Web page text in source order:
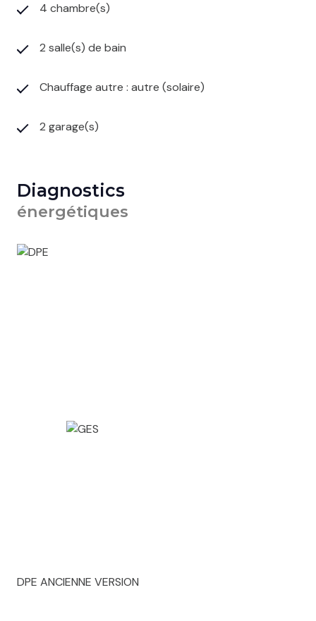
4 chambre(s)
2 salle(s) de bain
Chauffage autre : autre (solaire)
2 garage(s)
Diagnostics
énergétiques
DPE ANCIENNE VERSION